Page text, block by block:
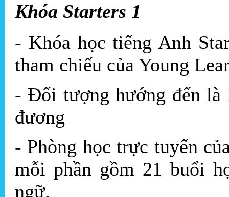
Khóa Starters 1
- Khóa học tiếng Anh
tham chiếu của Young
- Đối tượng hướng đến
đương
- Phòng học trực tuyến
mỗi phần gồm 21 buổi
ngữ.